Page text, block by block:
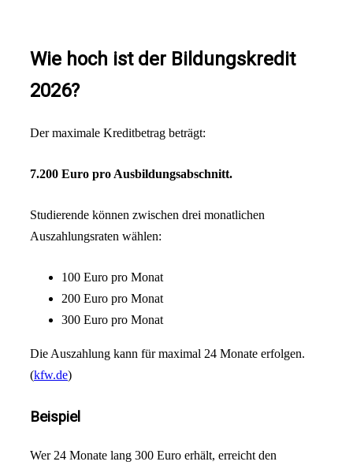
Wie hoch ist der Bildungskredit
2026?
Der maximale Kreditbetrag beträgt:
7.200 Euro pro Ausbildungsabschnitt.
Studierende können zwischen drei monatlichen
Auszahlungsraten wählen:
100 Euro pro Monat
200 Euro pro Monat
300 Euro pro Monat
Die Auszahlung kann für maximal 24 Monate erfolgen.
(kfw.de)
Beispiel
Wer 24 Monate lang 300 Euro erhält, erreicht den